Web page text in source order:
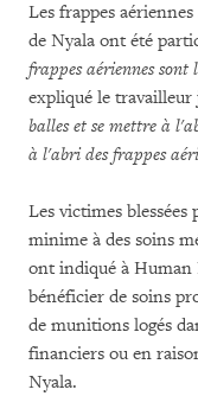
Les frappes
de Nyala ont été
frappes aériennes
expliqué le
balles et se mettre à
à l'abri des frappes
Les victimes blessées
minime à des soins
ont indiqué à Human
bénéficier de soins
de munitions logés
financiers ou en
Nyala.